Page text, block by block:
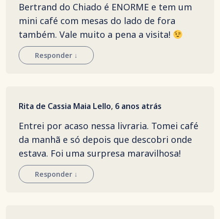
Bertrand do Chiado é ENORME e tem um
mini café com mesas do lado de fora
também. Vale muito a pena a visita!
Responder ↓
Rita de Cassia Maia Lello, 6 anos atrás
Entrei por acaso nessa livraria. Tomei café
da manhã e só depois que descobri onde
estava. Foi uma surpresa maravilhosa!
Responder ↓